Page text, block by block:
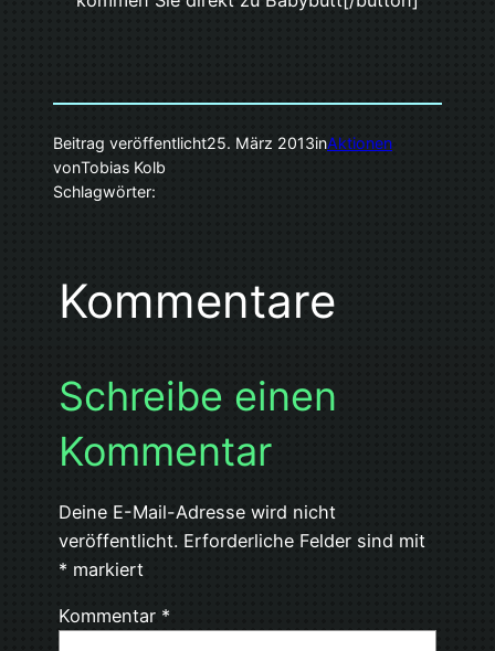
Beitrag veröffentlicht25. März 2013inAktionen
vonTobias Kolb
Schlagwörter:
Kommentare
Schreibe einen
Kommentar
Deine E-Mail-Adresse wird nicht
veröffentlicht. Erforderliche Felder sind mit
* markiert
Kommentar *